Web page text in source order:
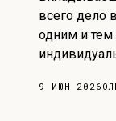
всего дело
одним и
9 ИЮН 2026